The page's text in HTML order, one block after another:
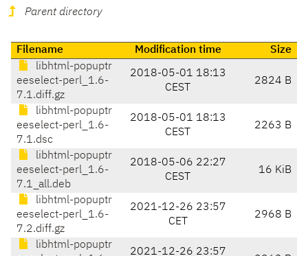
Parent directory
Filename Modification time
Size
libhtml-popuptr
eeselect-perl_1.6-
7.1.diff.gz
2018-05-01 18:13
CEST
2824 B
libhtml-popuptr
eeselect-perl_1.6-
7.1.dsc
2018-05-01 18:13
CEST
2263 B
libhtml-popuptr
eeselect-perl_1.6-
7.1_all.deb
2018-05-06 22:27
CEST
16 KiB
libhtml-popuptr
eeselect-perl_1.6-
7.2.diff.gz
2021-12-26 23:57
CET
2968 B
libhtml-popuptr
2021-12-26 23:57